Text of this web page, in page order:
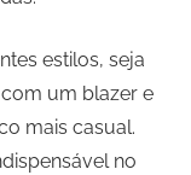
estilos, seja
um blazer e
mais casual.
no